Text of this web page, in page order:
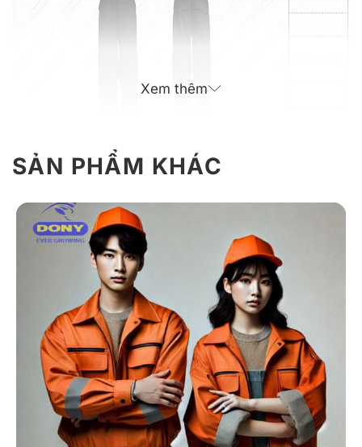
Xem thêm
SẢN PHẨM KHÁC